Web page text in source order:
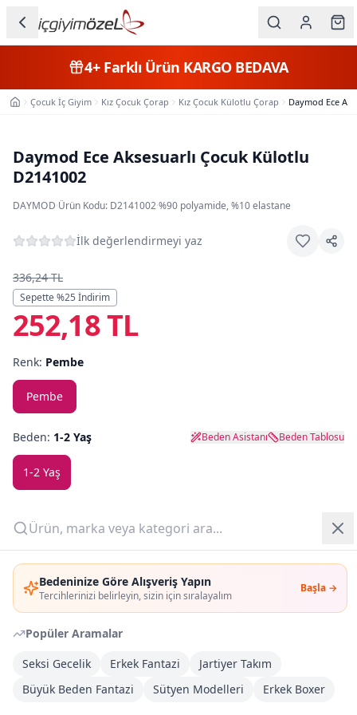
Bedeninize Göre Alışveriş Yapın
Tercihlerinizi belirleyin, sizin için sıralayalım
Başla →
Popüler Aramalar
Seksi Gecelik
Erkek Fantazi
Jartiyer Takım
Büyük Beden Fantazi
Sütyen Modelleri Erkek Boxer
Kategorileri
Kadın
Çocuk
Beden
Markalar
Plaj & Mayo
Yazlık Pijama
Yeni Gelenler
Giriş Yap
Üye Ol
4+Farklı Ürün KARGO BEDAVA
Ana SayfaÇocuk İç Giyim Kız Çocuk Çorap Kız Çocuk Külotlu Çorap Daymod Ece
Daymod Ece Aksesuarlı Çocuk Külotlu
D2141002
DAYMOD·Ürün Kodu: D2141002·%90 polyamide, %10 elastane
İlk değerlendirmeyi yaz
336,24 TL
Sepette %25 İndirim
252,18 TL
Renk: Pembe
Pembe
Beden: 1-2 Yaş Beden Asistanı Beden Tablosu
1-2 Yaş
Adet:
Sepete Ekle
Şimdi Al
DHL Kargoya Teslim